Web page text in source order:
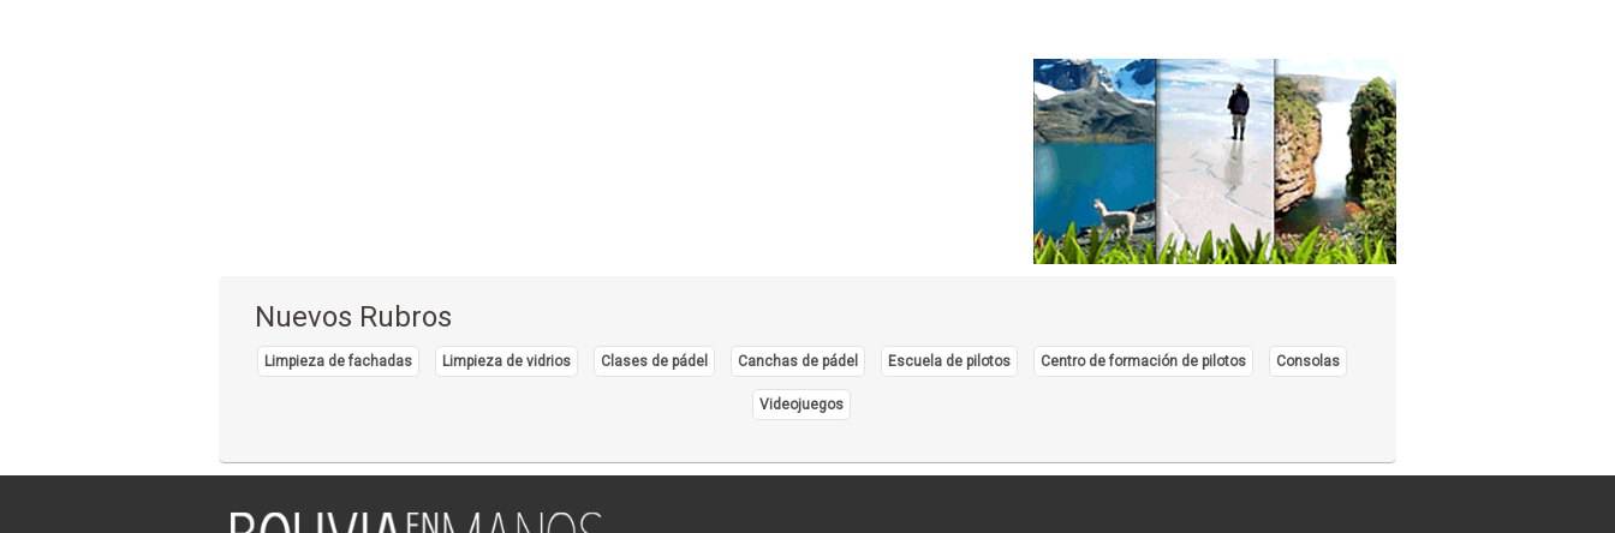
Nuevos Rubros
Limpieza de fachadas Limpieza de vidrios Clases de pádel Canchas de pádel Escuela de pilotos Centro de formación de pilotos Consolas
Videojuegos